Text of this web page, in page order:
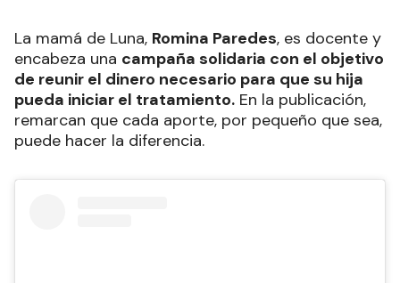
La mamá de Luna, Romina Paredes, es docente y
encabeza una campaña solidaria con el objetivo
de reunir el dinero necesario para que su hija
pueda iniciar el tratamiento. En la publicación,
remarcan que cada aporte, por pequeño que sea,
puede hacer la diferencia.